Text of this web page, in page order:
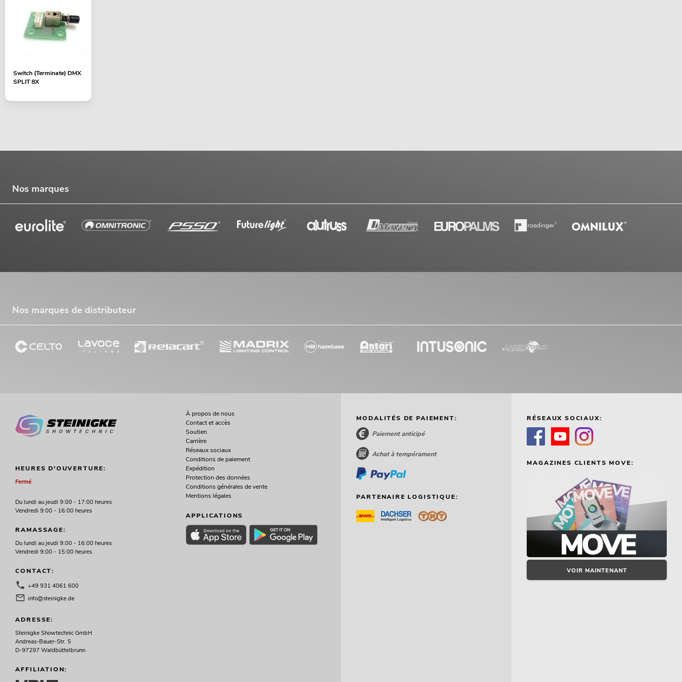
Switch (Terminate) DMX
SPLIT 8X
Nos marques
Nos marques de distributeur
HEURES D'OUVERTURE:
Fermé
Du lundi au jeudi 9:00 - 17:00 heures
Vendredi 9:00 - 16:00 heures
RAMASSAGE:
Du lundi au jeudi 9:00 - 16:00 heures
Vendredi 9:00 - 15:00 heures
CONTACT:
+49 931 4061 600
info@steinigke.de
ADRESSE:
Steinigke Showtechnic GmbH
Andreas-Bauer-Str. 5
D-97297 Waldbüttelbrunn
AFFILIATION:
À propos de nous
Contact et accès
Soutien
Carrière
Réseaux sociaux
Conditions de paiement
Expédition
Protection des données
Conditions générales de vente
Mentions légales
APPLICATIONS
MODALITÉS DE PAIEMENT:
Paiement anticipé
Achat à tempérament
PARTENAIRE LOGISTIQUE:
RÉSEAUX SOCIAUX:
MAGAZINES CLIENTS MOVE:
VOIR MAINTENANT